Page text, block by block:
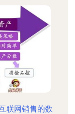
联网销售的数